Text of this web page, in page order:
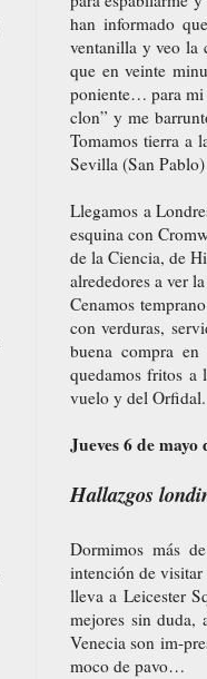
han informado
ventanilla y veo la
que en veinte
poniente… para mi
clon” y me
Tomamos tierra a
Sevilla (San
Llegamos a
esquina con
de la Ciencia, de
alrededores a ver
Cenamos
con verduras,
buena compra
quedamos fritos a
vuelo y del Orfidal.
Jueves 6 de mayo
Hallazgos
Dormimos más
intención de visitar
lleva a Leicester
mejores sin duda,
Venecia son im-
moco de pavo…